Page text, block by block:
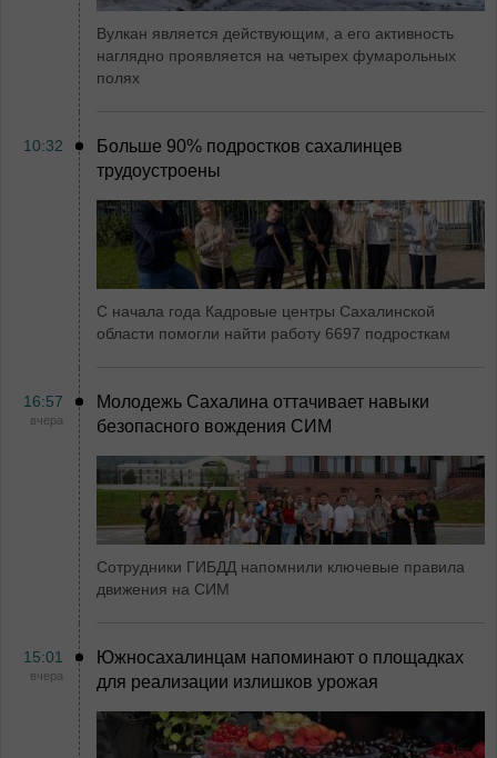
Вулкан является действующим, а его активность
наглядно проявляется на четырех фумарольных
полях
10:32
Больше 90% подростков сахалинцев
трудоустроены
С начала года Кадровые центры Сахалинской
области помогли найти работу 6697 подросткам
16:57
вчера
Молодежь Сахалина оттачивает навыки
безопасного вождения СИМ
Сотрудники ГИБДД напомнили ключевые правила
движения на СИМ
15:01
вчера
Южносахалинцам напоминают о площадках
для реализации излишков урожая